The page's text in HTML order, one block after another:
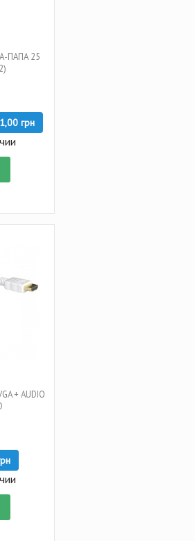
ПАПА 25
грн
+ AUDIO